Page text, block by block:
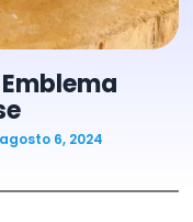
agosto 6, 2024